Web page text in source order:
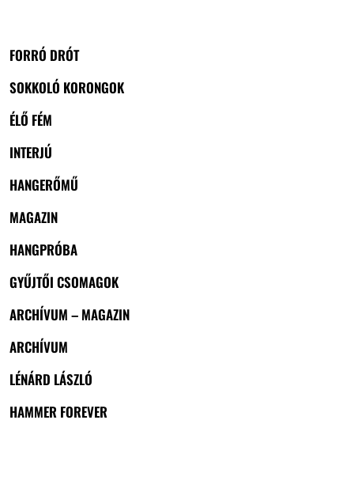
FORRÓ DRÓT
SOKKOLÓ KORONGOK
ÉLŐ FÉM
INTERJÚ
HANGERŐMŰ
MAGAZIN
HANGPRÓBA
GYŰJTŐI CSOMAGOK
ARCHÍVUM – MAGAZIN
ARCHÍVUM
LÉNÁRD LÁSZLÓ
HAMMER FOREVER